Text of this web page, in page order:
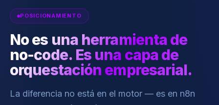
POSICIONAMIENTO
No es una herramienta de
no-code. Es una capa de
orquestación empresarial.
La diferencia no está en el motor — es en n8n